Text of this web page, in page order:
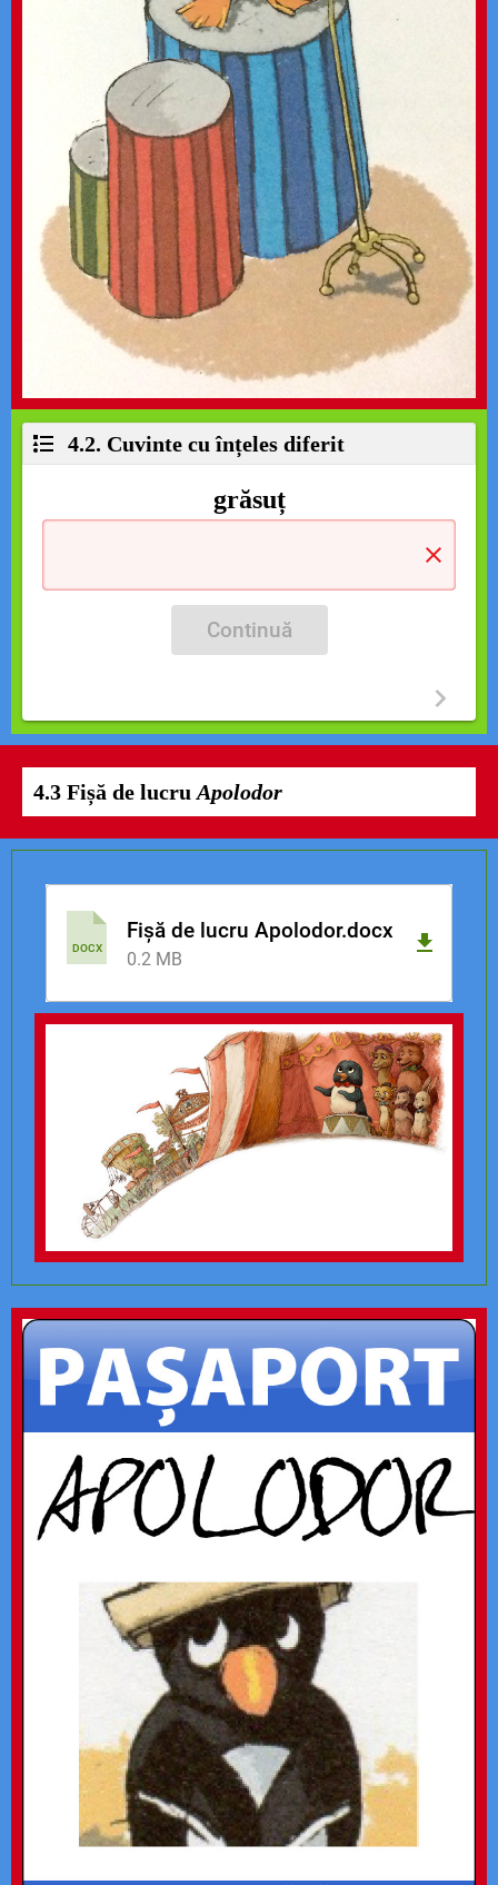
4.2. Cuvinte cu înțeles diferit
grăsuț
Continuă
4.3 Fișă de lucru Apolodor
DOCX
Fișă de lucru Apolodor.docx
0.2 MB